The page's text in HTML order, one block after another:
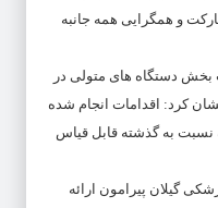
و همگرایی همه جانبه
بخش دستگاه های متولی در
کرد: اقدامات انجام شده
نسبت به گذشته قابل قیاس
گیلان پیرامون ارائه